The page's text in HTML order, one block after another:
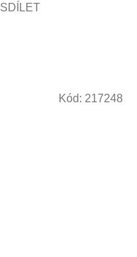
SDÍLET
Kód: 217248